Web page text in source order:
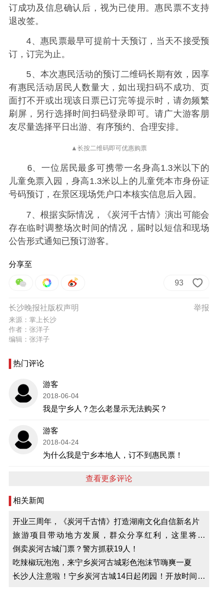
订成功及信息确认后，视为已使用。惠民票不支持
退改签。
4、惠民票最早可提前十天预订，当天不接受预
订，订完为止。
5、本次惠民活动的预订二维码长期有效，因享
有惠民活动居民人数量大，如出现扫码不成功、页
面打不开或出现该日票已订完等提示时，请勿频繁
刷屏，另行选择时间扫码登录即可。请广大游客朋
友尽量选择平日出游、有序预约、合理安排。
▲长按二维码即可优惠购票
6、一位居民最多可携带一名身高1.3米以下的
儿童免票入园，身高1.3米以上的儿童凭本市身份证
号码预订，在景区现场凭户口本核实信息后入园。
7、根据实际情况，《炭河千古情》演出可能会
存在临时调整场次时间的情况，届时以短信和现场
公告形式通知已预订游客。
分享至
93
举报
长沙晚报社版权声明
来源：掌上长沙
作者：张洋子
编辑：张洋子
热门评论
游客
2018-06-04
我是宁乡人？怎么老显示无法购买？
游客
2018-04-24
为什么我是宁乡本地人，订不到惠民票！
查看更多评论
相关新闻
开业三周年，《炭河千古情》打造湖南文化自信新名片
旅游项目带动地方发展，群众分享红利，这里将成
为……
倒卖炭河古城门票？警方抓获19人！
吃辣椒玩泡泡，来宁乡炭河古城彩色泡沫节嗨爽一夏
长沙人注意啦！宁乡炭河古城14日起闭园！开放时间等